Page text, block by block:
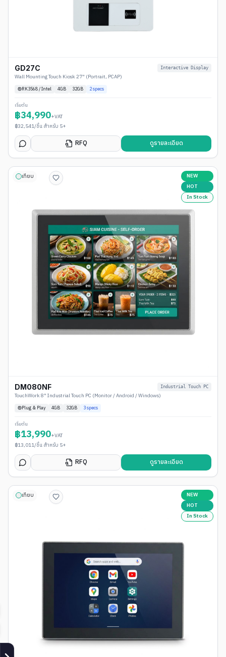
GD27C Interactive Display
Wall Mounting Touch Kiosk 27" (Portrait, PCAP)
RK3568 / Intel 4GB 32GB 2specs
เริ่มต้น
฿34,990+VAT
฿32,541/ชิ้น สำหรับ 5+
RFQ ดูรายละเอียด
เทียบ
NEW
HOT
In Stock
DM080NF Industrial Touch PC
TouchWork 8" Industrial Touch PC (Monitor / Android / Windows)
Plug & Play 4GB 32GB 3specs
เริ่มต้น
฿13,990+VAT
฿13,011/ชิ้น สำหรับ 5+
RFQ ดูรายละเอียด
เทียบ
NEW
HOT
In Stock